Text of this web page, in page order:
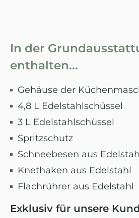
In der
enthalten...
Gehäuse der
4,8 L Edelstahlschüssel
3 L Edelstahlschüssel
Spritzschutz
Schneebesen aus
Knethaken aus Edelstahl
Flachrührer aus Edelstahl
Exklusiv für unsere